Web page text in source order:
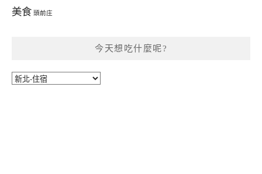
美食 頭前庄
今天想吃什麼呢?
今